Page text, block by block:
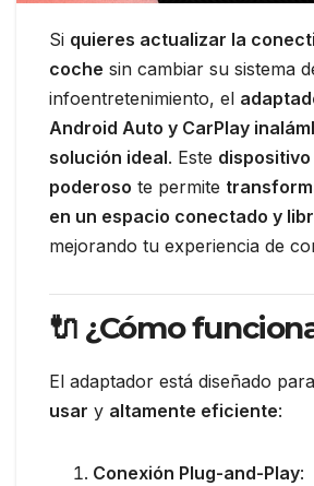
Si quieres actualizar la
coche sin cambiar su sistema
infoentretenimiento, el
Android Auto y CarPlay
solución ideal. Este
poderoso te permite
en un espacio conectado y
mejorando tu experiencia de
🔌 ¿Cómo
El adaptador está diseñado
usar y altamente eficiente:
Conexión Plug-and-Play: